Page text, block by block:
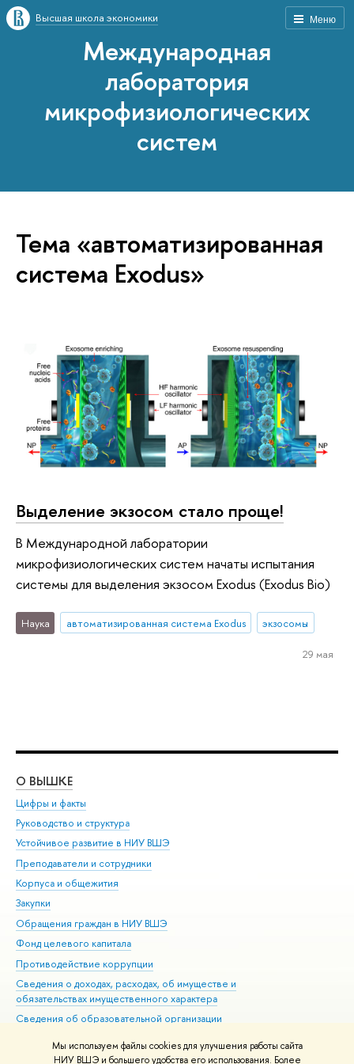
Мы используем файлы cookies для улучшения работы сайта
НИУ ВШЭ и большего удобства его использования. Более
Меню
Высшая школа экономики
Международная
лаборатория
микрофизиологических
систем
Тема «автоматизированная
система Exodus»
Выделение экзосом стало проще!
В Международной лаборатории
микрофизиологических систем начаты испытания
системы для выделения экзосом Exodus (Exodus Bio)
Наука автоматизированная система Exodus экзосомы
29 мая
О ВЫШКЕ
Цифры и факты
Руководство и структура
Устойчивое развитие в НИУ ВШЭ
Преподаватели и сотрудники
Корпуса и общежития
Закупки
Обращения граждан в НИУ ВШЭ
Фонд целевого капитала
Противодействие коррупции
Сведения о доходах, расходах, об имуществе и
обязательствах имущественного характера
Сведения об образовательной организации
Людям с ограниченными возможностями здоровья
Единая платежная страница